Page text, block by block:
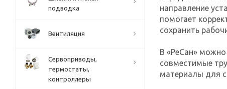
направление
помогает
сохранить
В «РеСан»
совместимые
материалы для
подводка
Вентиляция
Сервоприводы,
термостаты,
контроллеры